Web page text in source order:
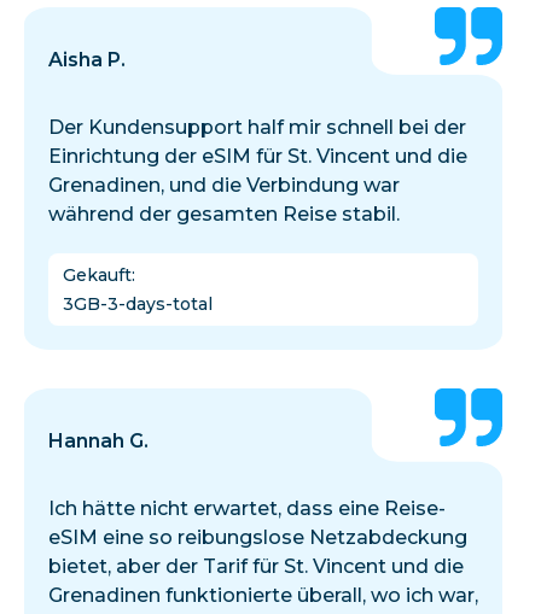
Aisha P.
Der Kundensupport half mir schnell bei der
Einrichtung der eSIM für St. Vincent und die
Grenadinen, und die Verbindung war
während der gesamten Reise stabil.
Gekauft:
3GB-3-days-total
Hannah G.
Ich hätte nicht erwartet, dass eine Reise-
eSIM eine so reibungslose Netzabdeckung
bietet, aber der Tarif für St. Vincent und die
Grenadinen funktionierte überall, wo ich war,